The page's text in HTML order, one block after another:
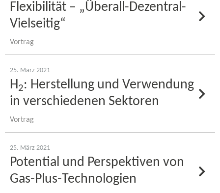
Flexibilität – „Überall-​Dezentral-
Vielseitig“
Vortrag
25. März 2021
H2: Herstellung und Verwendung
in verschiedenen Sektoren
Vortrag
25. März 2021
Potential und Perspektiven von
Gas-​Plus-Technologien